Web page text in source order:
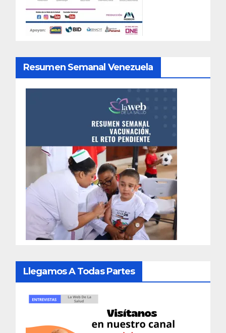
Resumen Semanal Venezuela
Llegamos A Todas Partes